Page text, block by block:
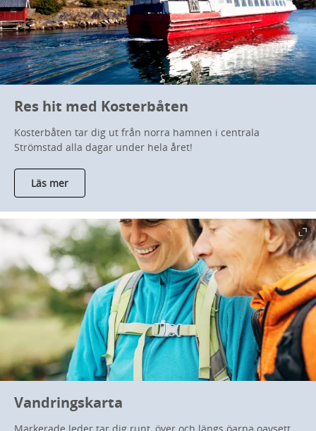
Res hit med Kosterbåten
Kosterbåten tar dig ut från norra hamnen i centrala
Strömstad alla dagar under hela året!
Läs mer
Vandringskarta